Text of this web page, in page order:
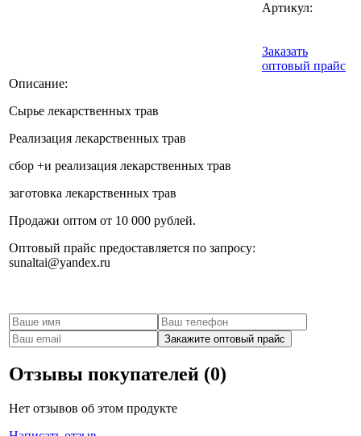
Артикул:
Заказать
оптовый прайс
Описание:
Сырье лекарственных трав
Реализация лекарственных трав
сбор +и реализация лекарственных трав
заготовка лекарственных трав
Продажи оптом от 10 000 рублей.
Оптовый прайс предоставляется по запросу:
sunaltai@yandex.ru
Отзывы покупателей (0)
Нет отзывов об этом продукте